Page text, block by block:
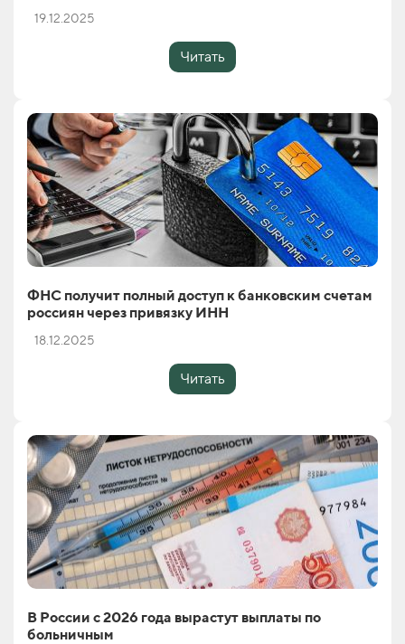
19.12.2025
Читать
ФНС получит полный доступ к банковским счетам
россиян через привязку ИНН
18.12.2025
Читать
В России с 2026 года вырастут выплаты по
больничным